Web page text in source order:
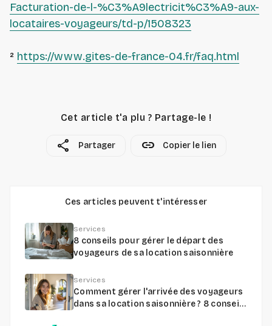
Facturation-de-l-%C3%A9lectricit%C3%A9-aux-
locataires-voyageurs/td-p/1508323
² https://www.gites-de-france-04.fr/faq.html
Cet article t'a plu ? Partage-le !
share Partager link Copier le lien
Ces articles peuvent t'intéresser
Services
8 conseils pour gérer le départ des
voyageurs de sa location saisonnière
Services
Comment gérer l'arrivée des voyageurs
dans sa location saisonnière ? 8 conseils